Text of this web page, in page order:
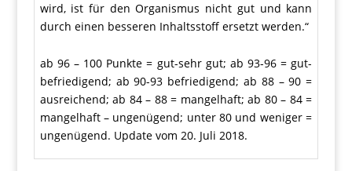
wird, ist für den Organismus nicht gut und kann
durch einen besseren Inhaltsstoff ersetzt werden.“
ab 96 – 100 Punkte = gut-sehr gut; ab 93-96 = gut-
befriedigend; ab 90-93 befriedigend; ab 88 – 90 =
ausreichend; ab 84 – 88 = mangelhaft; ab 80 – 84 =
mangelhaft – ungenügend; unter 80 und weniger =
ungenügend. Update vom 20. Juli 2018.